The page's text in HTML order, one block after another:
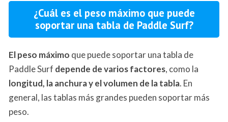
¿Cuál es el peso máximo que puede
soportar una tabla de Paddle Surf?
El peso máximo que puede soportar una tabla de
Paddle Surf depende de varios factores, como la
longitud, la anchura y el volumen de la tabla. En
general, las tablas más grandes pueden soportar más
peso.